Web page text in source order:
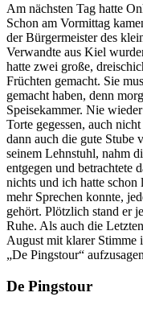
Am nächsten Tag hatte
Schon am Vormittag
der Bürgermeister des
Verwandte aus Kiel
hatte zwei große,
Früchten gemacht. Sie
gemacht haben, denn
Speisekammer. Nie
Torte gegessen, auch
dann auch die gute Stube
seinem Lehnstuhl, nahm
entgegen und betrachtete
nichts und ich hatte schon
mehr Sprechen konnte,
gehört. Plötzlich stand er
Ruhe. Als auch die
August mit klarer Stimme
De Pingstour
De Pingstour